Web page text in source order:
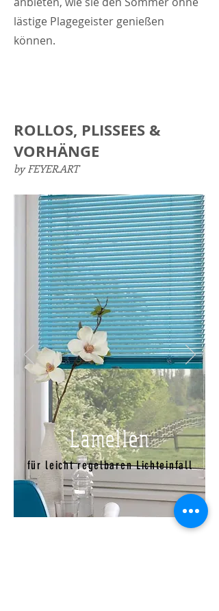
lästige Plagegeister genießen
können.
ROLLOS, PLISSEES &
VORHÄNGE
by FEYER.ART
Lamellen
für leicht regelbaren Lichteinfall